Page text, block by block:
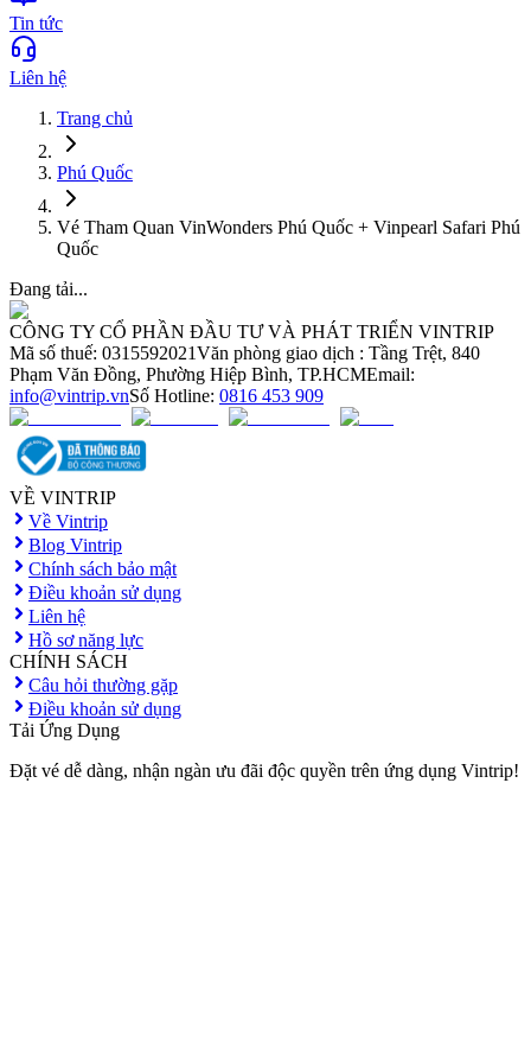
Tin tức
Liên hệ
Trang chủ
Phú Quốc
Vé Tham Quan VinWonders Phú Quốc + Vinpearl Safari Phú
Quốc
Đang tải...
CÔNG TY CỔ PHẦN ĐẦU TƯ VÀ PHÁT TRIỂN VINTRIP
Mã số thuế: 0315592021Văn phòng giao dịch : Tầng Trệt, 840
Phạm Văn Đồng, Phường Hiệp Bình, TP.HCMEmail:
info@vintrip.vnSố Hotline: 0816 453 909
VỀ VINTRIP
Về Vintrip
Blog Vintrip
Chính sách bảo mật
Điều khoản sử dụng
Liên hệ
Hồ sơ năng lực
CHÍNH SÁCH
Câu hỏi thường gặp
Điều khoản sử dụng
Tải Ứng Dụng
Đặt vé dễ dàng, nhận ngàn ưu đãi độc quyền trên ứng dụng Vintrip!